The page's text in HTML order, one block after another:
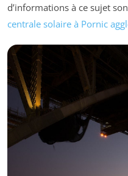
d’informations à ce sujet
centrale solaire à Pornic